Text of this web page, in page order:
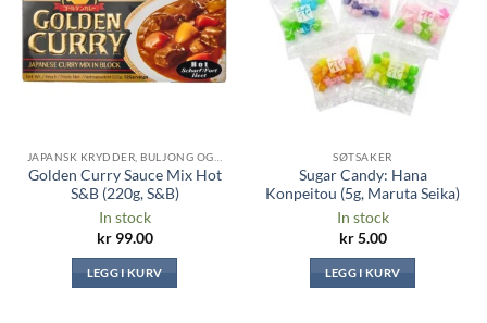
Golden Curry Sauce Mix Hot
S&B (220g, S&B)
In stock
kr99.00
LEGG I KURV
SØTSAKER
Sugar Candy: Hana
Konpeitou (5g, Maruta Seika)
In stock
kr5.00
LEGG I KURV